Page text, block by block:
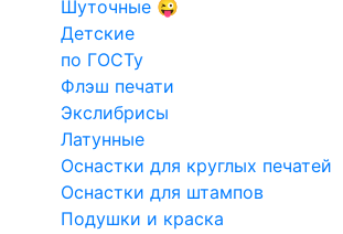
Шуточные 😜
Детские
по ГОСТу
Флэш печати
Экслибрисы
Латунные
Оснастки для круглых печатей
Оснастки для штампов
Подушки и краска
на заказ
Факсимиле
Для такси
Кадастровый
инженер
Арб.
управляющий
Введите данные для макета
Выбор технологии изготовления